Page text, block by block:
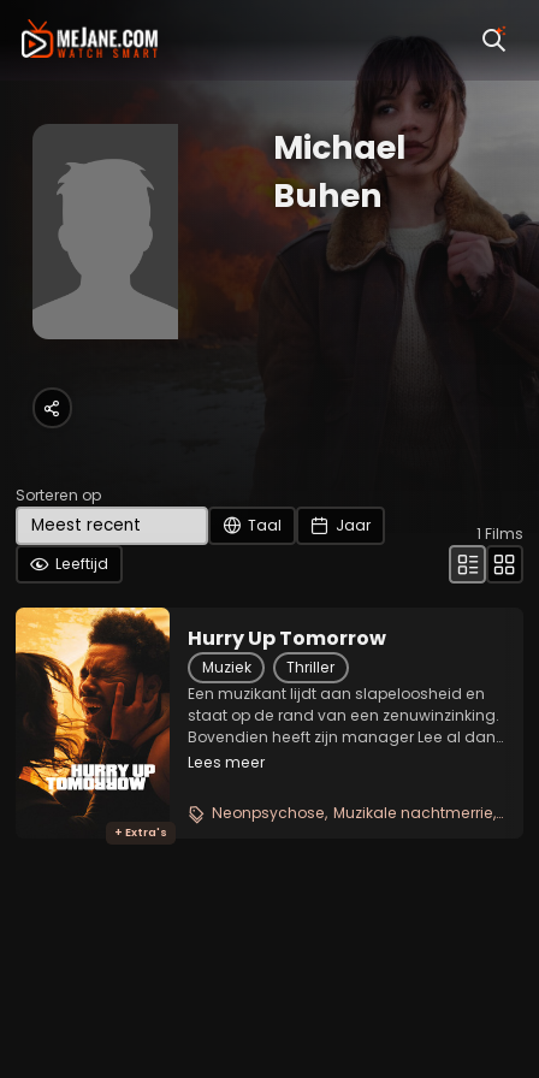
Michael
Buhen
Sorteren op
Taal
Jaar
Leeftijd
1 Films
+ Extra's
Hurry Up Tomorrow
Muziek
Thriller
Een muzikant lijdt aan slapeloosheid en
staat op de rand van een zenuwinzinking.
Bovendien heeft zijn manager Lee al dan
niet de beste bedoelingen met hem.
kruist, onderneemt hij met deze vrouw
een...
Lees meer
Neonpsychose Muzikale nachtmerrie